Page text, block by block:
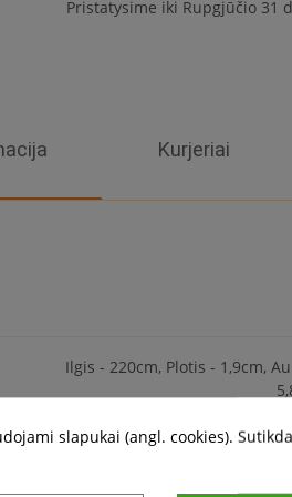
Pristatysime iki Rupgjūčio 31
Kurjeriai
Ilgis - 220cm, Plotis - 1,9cm,
slapukai (angl. cookies).